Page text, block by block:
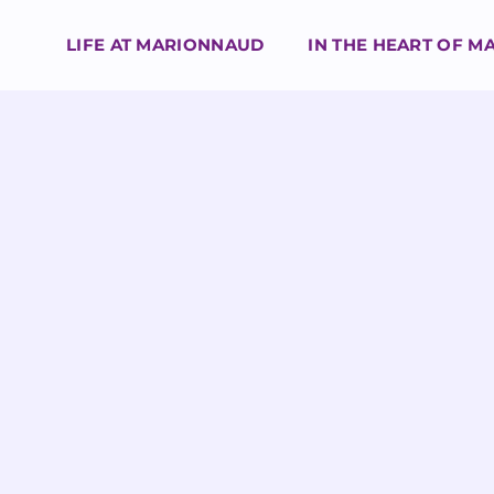
LIFE AT MARIONNAUD IN THE HEART OF